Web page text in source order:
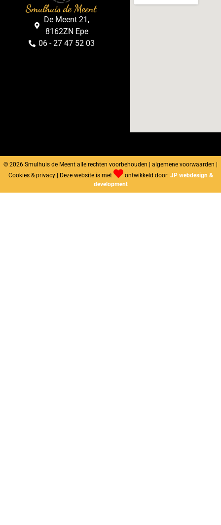
Smulhuis de Meent
De Meent 21,
8162ZN Epe
06 - 27 47 52 03
© 2026 Smulhuis de Meent alle rechten voorbehouden | algemene voorwaarden |
Cookies & privacy | Deze website is met
ontwikkeld door: JP webdesign &
development